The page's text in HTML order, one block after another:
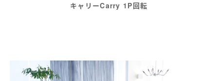
キャリーCarry 1P回転